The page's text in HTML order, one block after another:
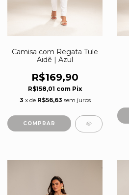
Camisa com Regata Tule
Aidê | Azul
R$169,90
R$158,01 com Pix
3 x de R$56,63 sem juros
COMPRAR